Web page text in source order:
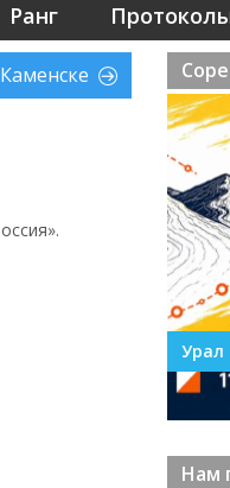
Ранг
Урал
Нам